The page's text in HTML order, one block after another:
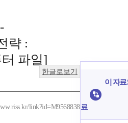
략 :
터 파일]
한글로보기
link?id=M9568838
이 자
료